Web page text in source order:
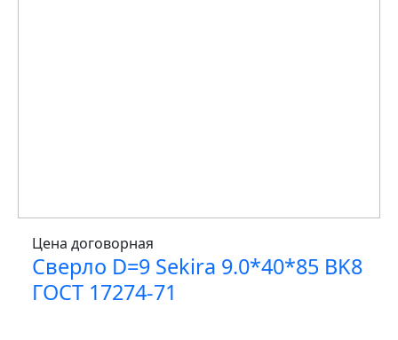
Цена договорная
Сверло D=9 Sekira 9.0*40*85 BK8
ГОСТ 17274-71